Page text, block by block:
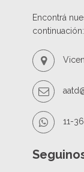
Encontrá
continuación:
11-